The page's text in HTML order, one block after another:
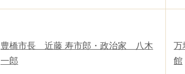
豊橋市長 近藤 寿市郎・政治家 八木
一郎
万
館